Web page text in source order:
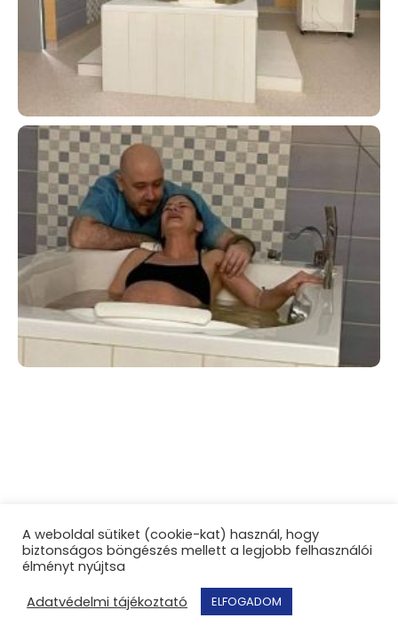
természetes módja a
várandósság alatt
A weboldal sütiket (cookie-kat) használ, hogy
biztonságos böngészés mellett a legjobb felhasználói
élményt nyújtsa
Adatvédelmi tájékoztató
ELFOGADOM